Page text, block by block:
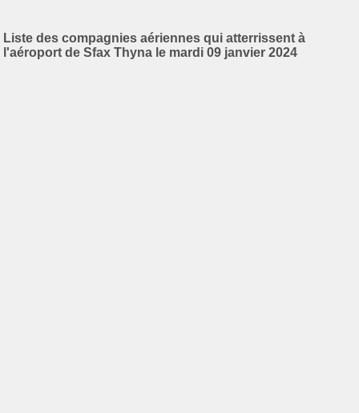
Liste des compagnies aériennes qui atterrissent à
l'aéroport de Sfax Thyna le mardi 09 janvier 2024